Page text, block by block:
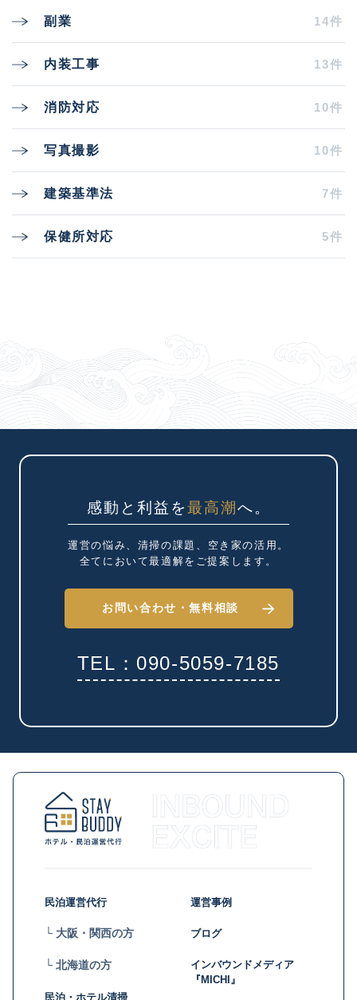
副業 14件
内装工事 13件
消防対応 10件
写真撮影 10件
建築基準法 7件
保健所対応 5件
感動と利益を最高潮へ。
運営の悩み、清掃の課題、 空き家の活用。
全てにおいて最適解を ご提案します。
お問い合わせ・無料相談
TEL：090-5059-7185
民泊運営代行
└ 大阪・関西の方
└ 北海道の方
民泊・ホテル清掃
運営事例
ブログ
インバウンドメディア
『MICHI』